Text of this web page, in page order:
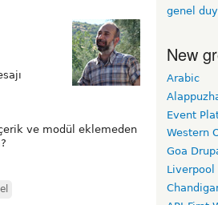
ve modül eklemeden
genel
New
Arabic
Event
Western
Goa
Liverpool